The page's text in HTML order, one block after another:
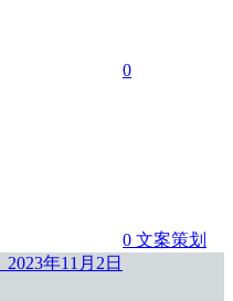
0
0 文案策划
2023年11月2日